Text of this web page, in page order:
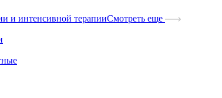
и интенсивной терапииСмотреть еще